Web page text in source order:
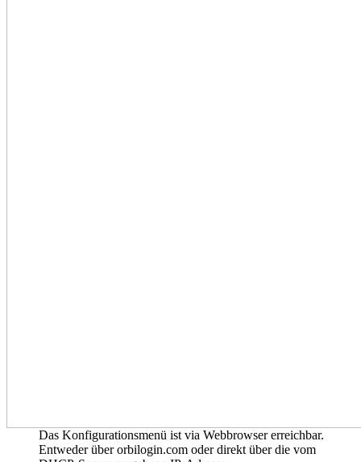
Das Konfigurationsmenü ist via Webbrowser erreichbar.
Entweder über orbilogin.com oder direkt über die vom